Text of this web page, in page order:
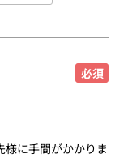
必須
様に手間がかかりま